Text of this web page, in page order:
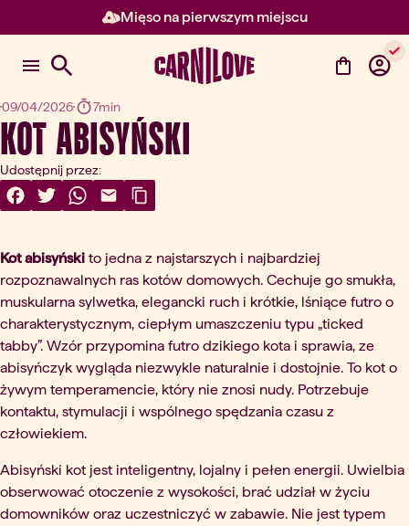
Mięso na pierwszym miejscu
Element 2 z 3: Mięso na
09/04/2026 7min
Kot Abisyński
Udostępnij przez:
Share On Facebook
(otwórz w nowej karcie)
Share On Twitter
(otwórz w nowej karcie)
Share On WhatsApp
(otwórz w nowej karcie)
Share Via Email
(otwórz w nowej karcie)
Copy Link
Kot abisyński to jedna z najstarszych i najbardziej
rozpoznawalnych ras kotów domowych. Cechuje go smukła,
muskularna sylwetka, elegancki ruch i krótkie, lśniące futro o
charakterystycznym, ciepłym umaszczeniu typu „ticked
tabby”. Wzór przypomina futro dzikiego kota i sprawia, ze
abisyńczyk wygląda niezwykle naturalnie i dostojnie. To kot o
żywym temperamencie, który nie znosi nudy. Potrzebuje
kontaktu, stymulacji i wspólnego spędzania czasu z
człowiekiem.
Abisyński kot jest inteligentny, lojalny i pełen energii. Uwielbia
obserwować otoczenie z wysokości, brać udział w życiu
domowników oraz uczestniczyć w zabawie. Nie jest typem